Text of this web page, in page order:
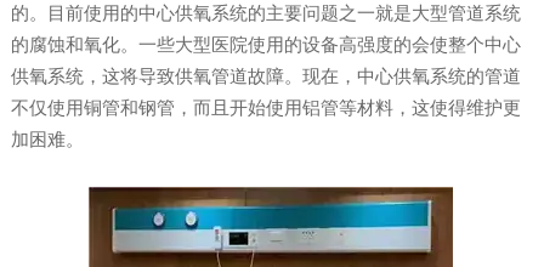
的。目前使用的中心供氧系统的主要问题之一就是大型管道系统
的腐蚀和氧化。一些大型医院使用的设备高强度的会使整个中心
供氧系统，这将导致供氧管道故障。现在，中心供氧系统的管道
不仅使用铜管和钢管，而且开始使用铝管等材料，这使得维护更
加困难。